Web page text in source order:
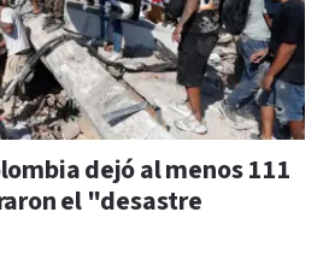
dejó al menos 111
el "desastre